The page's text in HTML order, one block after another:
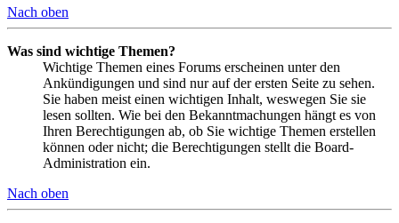
Nach oben
Was sind wichtige Themen?
Wichtige Themen eines Forums erscheinen unter den
Ankündigungen und sind nur auf der ersten Seite zu sehen.
Sie haben meist einen wichtigen Inhalt, weswegen Sie sie
lesen sollten. Wie bei den Bekanntmachungen hängt es von
Ihren Berechtigungen ab, ob Sie wichtige Themen erstellen
können oder nicht; die Berechtigungen stellt die Board-
Administration ein.
Nach oben